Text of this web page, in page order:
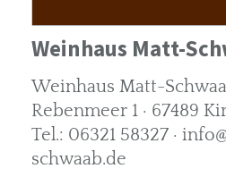
Weinhaus Matt-
Weinhaus Matt-
Rebenmeer 1 · 67489
Tel.: 06321 58327 ·
schwaab.de